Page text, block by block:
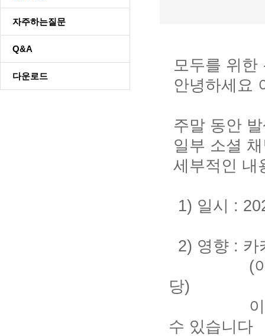
자주하는질문
Q&A
다운로드
모두를 위한
안녕하세요
주말 동안
일부 소셜
세부적인 내
1) 일시 :
2) 영향 : 카
(이지업
당)
이지업클
수 있습니다